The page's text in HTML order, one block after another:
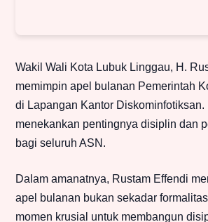
Wakil Wali Kota Lubuk Linggau, H.
memimpin apel bulanan Pemerintah
di Lapangan Kantor Diskominfotiksan.
menekankan pentingnya disiplin dan
bagi seluruh ASN.
Dalam amanatnya, Rustam Effendi
apel bulanan bukan sekadar
momen krusial untuk membangun